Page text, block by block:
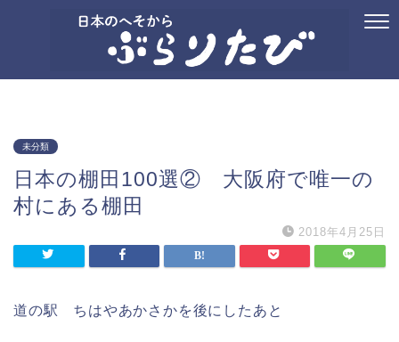
未分類
日本の棚田100選② 大阪府で唯一の
村にある棚田
2018年4月25日
道の駅 ちはやあかさかを後にしたあと